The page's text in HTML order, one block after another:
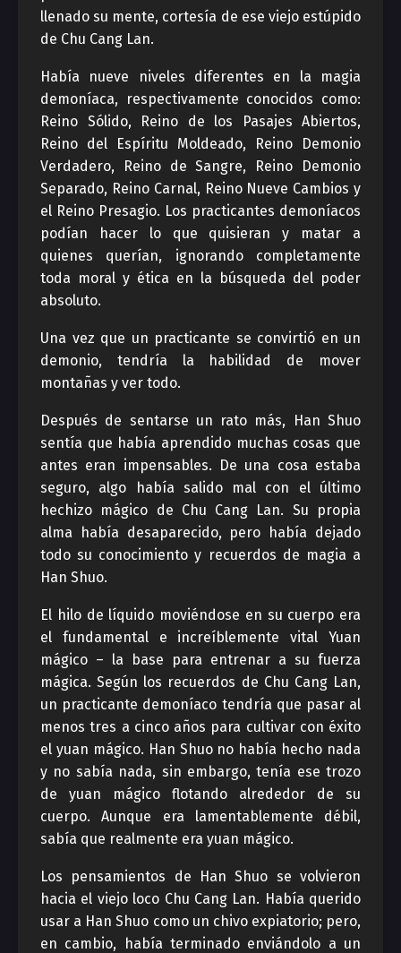
llenado su mente, cortesía de ese viejo estúpido
de Chu Cang Lan.
Había nueve niveles diferentes en la magia
demoníaca, respectivamente conocidos como:
Reino Sólido, Reino de los Pasajes Abiertos,
Reino del Espíritu Moldeado, Reino Demonio
Verdadero, Reino de Sangre, Reino Demonio
Separado, Reino Carnal, Reino Nueve Cambios y
el Reino Presagio. Los practicantes demoníacos
podían hacer lo que quisieran y matar a
quienes querían, ignorando completamente
toda moral y ética en la búsqueda del poder
absoluto.
Una vez que un practicante se convirtió en un
demonio, tendría la habilidad de mover
montañas y ver todo.
Después de sentarse un rato más, Han Shuo
sentía que había aprendido muchas cosas que
antes eran impensables. De una cosa estaba
seguro, algo había salido mal con el último
hechizo mágico de Chu Cang Lan. Su propia
alma había desaparecido, pero había dejado
todo su conocimiento y recuerdos de magia a
Han Shuo.
El hilo de líquido moviéndose en su cuerpo era
el fundamental e increíblemente vital Yuan
mágico – la base para entrenar a su fuerza
mágica. Según los recuerdos de Chu Cang Lan,
un practicante demoníaco tendría que pasar al
menos tres a cinco años para cultivar con éxito
el yuan mágico. Han Shuo no había hecho nada
y no sabía nada, sin embargo, tenía ese trozo
de yuan mágico flotando alrededor de su
cuerpo. Aunque era lamentablemente débil,
sabía que realmente era yuan mágico.
Los pensamientos de Han Shuo se volvieron
hacia el viejo loco Chu Cang Lan. Había querido
usar a Han Shuo como un chivo expiatorio; pero,
en cambio, había terminado enviándolo a un